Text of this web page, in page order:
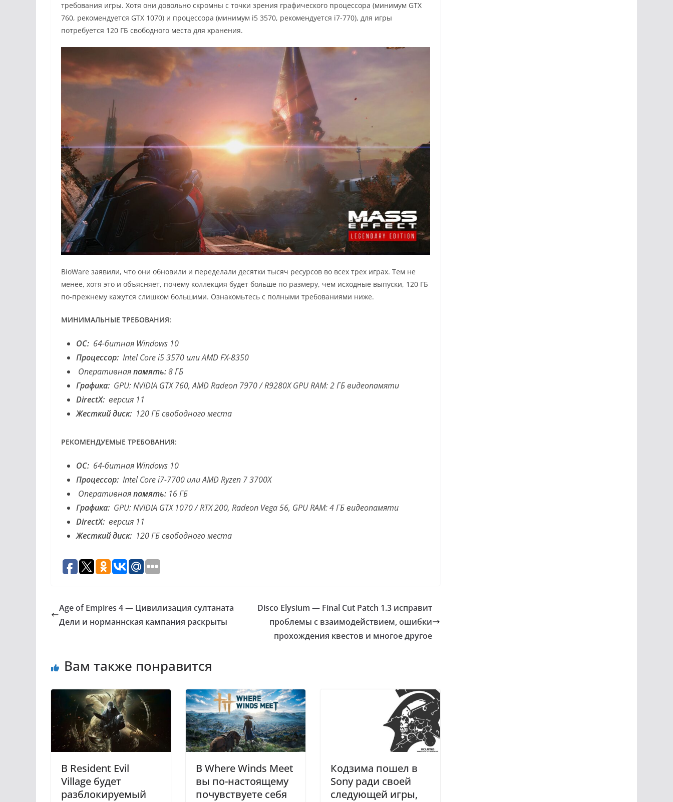
требования игры. Хотя они довольно скромны с точки зрения графического процессора (минимум GTX
760, рекомендуется GTX 1070) и процессора (минимум i5 3570, рекомендуется i7-770), для игры
потребуется 120 ГБ свободного места для хранения.
BioWare заявили, что они обновили и переделали десятки тысяч ресурсов во всех трех играх. Тем не
менее, хотя это и объясняет, почему коллекция будет больше по размеру, чем исходные выпуски, 120 ГБ
по-прежнему кажутся слишком большими. Ознакомьтесь с полными требованиями ниже.
МИНИМАЛЬНЫЕ ТРЕБОВАНИЯ:
ОС: 64-битная Windows 10
Процессор: Intel Core i5 3570 или AMD FX-8350
Оперативнаяпамять:8 ГБ
Графика: GPU: NVIDIA GTX 760, AMD Radeon 7970 / R9280X GPU RAM: 2 ГБ видеопамяти
DirectX: версия 11
Жесткий диск: 120 ГБ свободного места
РЕКОМЕНДУЕМЫЕ ТРЕБОВАНИЯ:
ОС: 64-битная Windows 10
Процессор: Intel Core i7-7700 или AMD Ryzen 7 3700X
Оперативнаяпамять: 16 ГБ
Графика: GPU: NVIDIA GTX 1070 / RTX 200, Radeon Vega 56, GPU RAM: 4 ГБ видеопамяти
DirectX: версия 11
Жесткий диск: 120 ГБ свободного места
Age of Empires 4 — Цивилизация султаната
Дели и норманнская кампания раскрыты
Disco Elysium — Final Cut Patch 1.3 исправит
проблемы с взаимодействием, ошибки
прохождения квестов и многое другое
Вам также понравится
В Resident Evil
Village будет
разблокируемый
В Where Winds Meet
вы по-настоящему
почувствуете себя
Кодзима пошел в
Sony ради своей
следующей игры,